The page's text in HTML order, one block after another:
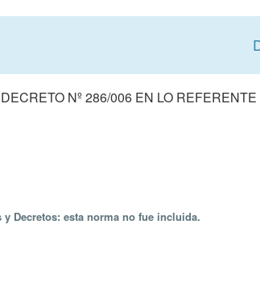
Nº 286/006 EN LO
y Decretos: esta norma no fue incluida.